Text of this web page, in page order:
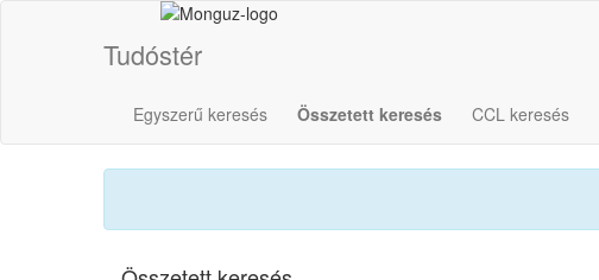
Tudóstér
Egyszerű keresés Összetett keresés CCL keresés